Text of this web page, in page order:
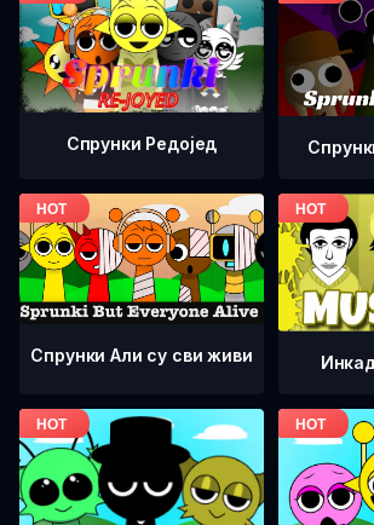
Спрунки Редоjед
Спрунки Али су сви живи